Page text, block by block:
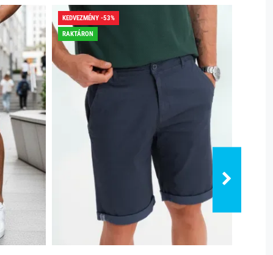
KEDVEZMÉNY -53%
RAKTÁRON